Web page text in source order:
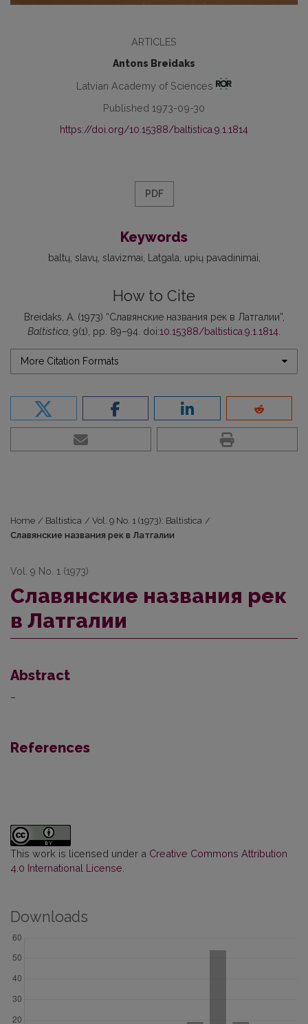
ARTICLES
Antons Breidaks
Latvian Academy of Sciences
Published 1973-09-30
https://doi.org/10.15388/baltistica.9.1.1814
PDF
Keywords
baltų slavų slavizmai Latgala upių pavadinimai
How to Cite
Breidaks, A. (1973) “Славянские названия рек в Латгалии”,
Baltistica , 9(1), pp. 89–94. doi:10.15388/baltistica.9.1.1814
More Citation Formats
Home / Baltistica / Vol. 9 No. 1 (1973): Baltistica /
Славянские названия рек в Латгалии
Vol. 9 No. 1 (1973)
Славянские названия рек
в Латгалии
Abstract
–
References
This work is licensed under a Creative Commons Attribution
4.0 International License
Downloads